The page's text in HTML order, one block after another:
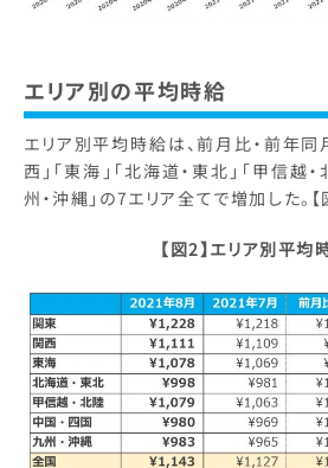
エリア別の平均時給
エリア別平均時給は、前月比・前年同
西」「東海」「北海道・東北」「甲信越・
州・沖縄」の7エリア全てで増加した。【
【図2】エリア別平均